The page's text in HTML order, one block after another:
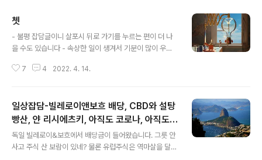
쳇
- 불평 잡담글이니 살포시 뒤로 가기를 누르는 편이 더 나
을 수도 있습니다 - 속상한 일이 생겨서 기분이 많이 우울
행기표 끊어서 급여행을 갔을 텐데, 지금은 그럴 수가 없으
(그나마 이번주는 휴가를 낼 수 있었지만 다음주는 휴가도
못내니, 기분 전환할 거면 오늘 떠났어야 하는데) 어떻게 이
렇게 마음대로 되는 일이 하나도 없을까. 이를테면, 내가 바
라는 건 80인데 세상이 나에게 허락하는 건 고작 20 정도
7 4 2022. 4. 14.
일상잡담-빌레로이앤보흐 배당, CBD와 설탕
빵산, 얀 리시에츠키, 아직도 코로나, 아직도
하자보수
독일 빌레로이&보흐에서 배당금이 들어왔습니다. 그릇 안
사고 주식 산 보람이 있네? 물론 유럽주식은 역마살을 달래